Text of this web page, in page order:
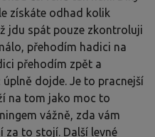
získáte odhad kolik
jdu spát pouze zkontroluji
přehodím hadici na
přehodím zpět a
dojde. Je to pracnejší
na tom jako moc to
vážně, zda vám
za to stojí. Další levné